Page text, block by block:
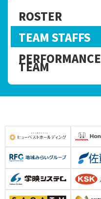
ROSTER
TEAM STAFFS
PERFORMANCE
TEAM